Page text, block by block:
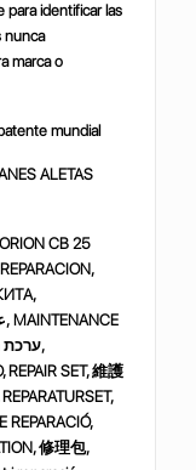
para identificar las
nunca
marca o
mundial
ALETAS
CB 25
,
, MAINTENANCE
ערכת,
REPAIR SET,維護
REPARACIÓ,
修理包,